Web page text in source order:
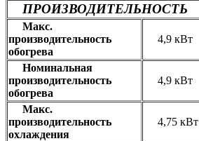
ПРОИЗВОДИТЕЛЬНОСТЬ
Макс.
производительность
обогрева
4,9 кВт
Номинальная
производительность
обогрева
4,9 кВт
Макс.
производительность
охлаждения
4,75 кВт